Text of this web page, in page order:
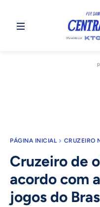
PÁGINA INICIAL CRUZEIRO
Cruzeiro de
acordo com
jogos do